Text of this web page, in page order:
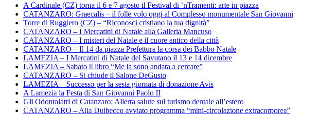
A Cardinale (CZ) torna il 6 e 7 agosto il Festival di ‘nTramenti: arte in piazza
CATANZARO: Graecalis – il folle volo oggi al Complesso monumentale San Giovanni
Torre di Ruggiero (CZ) – “Riconosci cristiano la tua dignità”
CATANZARO – I Mercatini di Natale alla Galleria Mancuso
CATANZARO – I misteri del Natale e il cuore antico della città
CATANZARO – Il 14 da piazza Prefettura la corsa dei Babbo Natale
LAMEZIA – I Mercatini di Natale del Savutano il 13 e 14 dicembre
LAMEZIA – Sabato il libro “Me la sono andata a cercare”
CATANZARO – Si chiude il Salone DeGusto
LAMEZIA – Successo per la sesta giornata di donazione Avis
A Lamezia la Festa di San Giovanni Paolo II
Gli Odontoiatri di Catanzaro: Allerta salute sul turismo dentale all’estero
CATANZARO – Alla Dulbecco avviato programma “mini-circolazione extracorporea”